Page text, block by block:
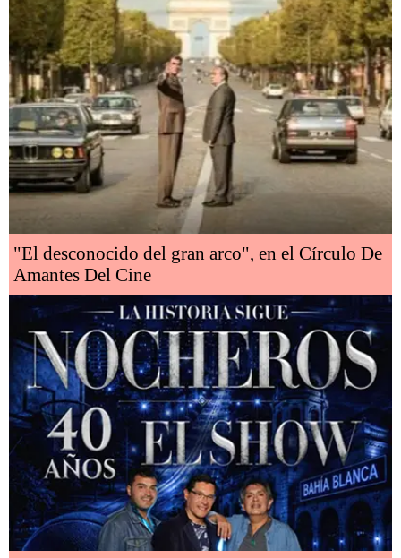
"El desconocido del gran arco", en el Círculo De
Amantes Del Cine